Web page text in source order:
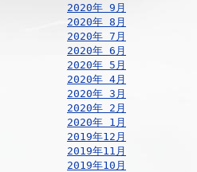
2020年 9月
2020年 8月
2020年 7月
2020年 6月
2020年 5月
2020年 4月
2020年 3月
2020年 2月
2020年 1月
2019年12月
2019年11月
2019年10月